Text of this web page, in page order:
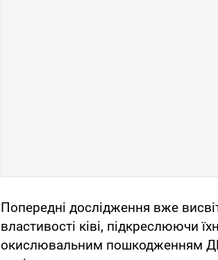
Попередні дослідження вже
властивості ківі, підкреслюючи
окислювальним пошкодженням